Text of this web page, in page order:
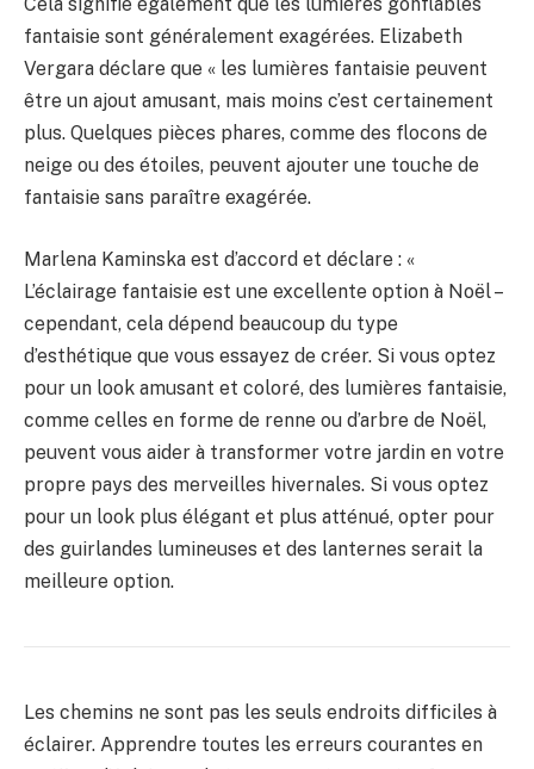
fantaisie sont généralement exagérées. Elizabeth
Vergara déclare que « les lumières fantaisie peuvent
être un ajout amusant, mais moins c’est certainement
plus. Quelques pièces phares, comme des flocons de
neige ou des étoiles, peuvent ajouter une touche de
fantaisie sans paraître exagérée.
Marlena Kaminska est d’accord et déclare : «
L’éclairage fantaisie est une excellente option à Noël –
cependant, cela dépend beaucoup du type
d’esthétique que vous essayez de créer. Si vous optez
pour un look amusant et coloré, des lumières fantaisie,
comme celles en forme de renne ou d’arbre de Noël,
peuvent vous aider à transformer votre jardin en votre
propre pays des merveilles hivernales. Si vous optez
pour un look plus élégant et plus atténué, opter pour
des guirlandes lumineuses et des lanternes serait la
meilleure option.
Les chemins ne sont pas les seuls endroits difficiles à
éclairer. Apprendre toutes les erreurs courantes en